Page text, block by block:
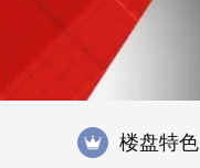
楼盘特色